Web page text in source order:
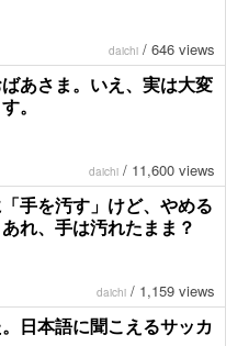
daichi / 646 views
あさま。いえ、実は大変
。
daichi / 11,600 views
手を汚す」けど、やめる
れ、手は汚れたまま？
daichi / 1,159 views
日本語に聞こえるサッカ